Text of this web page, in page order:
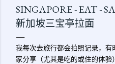
SINGAPORE - EAT -
新加坡三宝亭拉面
我每次去旅行都会拍照记录，
家分享（尤其是吃的或住的体